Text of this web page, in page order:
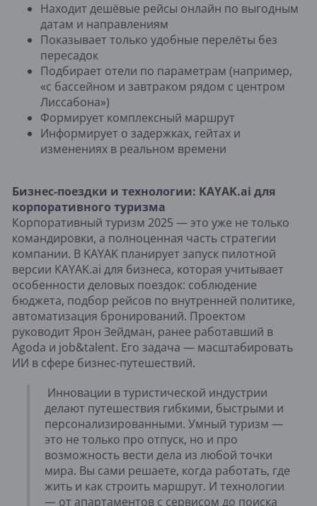
Находит дешёвые рейсы онлайн по выгодным
датам и направлениям
Показывает только удобные перелёты без
пересадок
Подбирает отели по параметрам (например,
«с бассейном и завтраком рядом с центром
Лиссабона»)
Формирует комплексный маршрут
Информирует о задержках, гейтах и
изменениях в реальном времени
Бизнес-поездки и технологии: KAYAK.ai для
корпоративного туризма
Корпоративный туризм 2025 — это уже не только
командировки, а полноценная часть стратегии
компании. В KAYAK планирует запуск пилотной
версии KAYAK.ai для бизнеса, которая учитывает
особенности деловых поездок: соблюдение
бюджета, подбор рейсов по внутренней политике,
автоматизация бронирований. Проектом
руководит Ярон Зейдман, ранее работавший в
Agoda и job&talent. Его задача — масштабировать
ИИ в сфере бизнес-путешествий.
Инновации в туристической индустрии
делают путешествия гибкими, быстрыми и
персонализированными. Умный туризм —
это не только про отпуск, но и про
возможность вести дела из любой точки
мира. Вы сами решаете, когда работать, где
жить и как строить маршрут. И технологии
— от апартаментов с сервисом до поиска